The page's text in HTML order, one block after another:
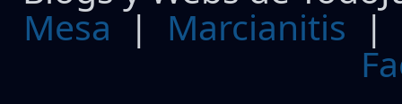
Mesa | Marcianitis |